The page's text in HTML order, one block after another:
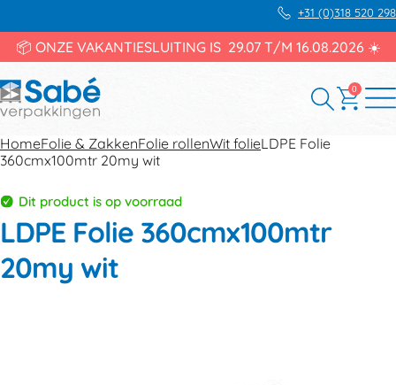
+31 (0)318 520 298
📦 ONZE VAKANTIESLUITING IS 29.07 T/M 16.08.2026 ☀️
0
HomeFolie & ZakkenFolie rollenWit folieLDPE Folie
360cmx100mtr 20my wit
Dit product is op voorraad
LDPE Folie 360cmx100mtr
20my wit